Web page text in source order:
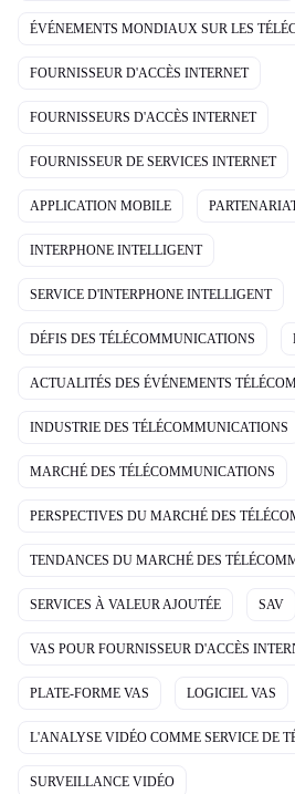
ÉVÉNEMENTS MONDIAUX SUR LES
FOURNISSEUR D'ACCÈS INTERNET
FOURNISSEURS D'ACCÈS INTERNET
FOURNISSEUR DE SERVICES INTERNET
APPLICATION MOBILE
INTERPHONE INTELLIGENT
SERVICE D'INTERPHONE INTELLIGENT
DÉFIS DES TÉLÉCOMMUNICATIONS
ACTUALITÉS DES ÉVÉNEMENTS
INDUSTRIE DES TÉLÉCOMMUNICATIONS
MARCHÉ DES TÉLÉCOMMUNICATIONS
PERSPECTIVES DU MARCHÉ DES
TENDANCES DU MARCHÉ DES
SERVICES À VALEUR AJOUTÉE SAV
VAS POUR FOURNISSEUR D'ACCÈS
PLATE-FORME VAS LOGICIEL VAS
L'ANALYSE VIDÉO COMME SERVICE DE
SURVEILLANCE VIDÉO